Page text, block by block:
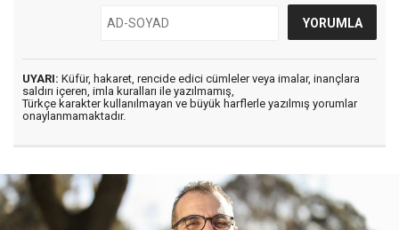
UYARI: Küfür, hakaret, rencide edici cümleler veya imalar, inançlara
saldırı içeren, imla kuralları ile yazılmamış,
Türkçe karakter kullanılmayan ve büyük harflerle yazılmış yorumlar
onaylanmamaktadır.